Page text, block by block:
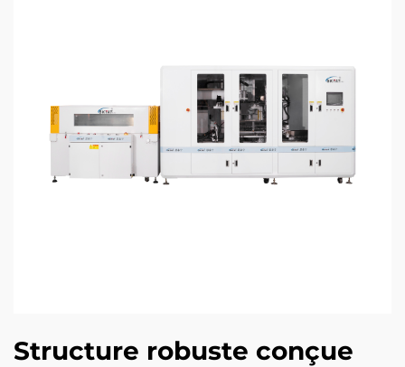
Structure robuste conçue